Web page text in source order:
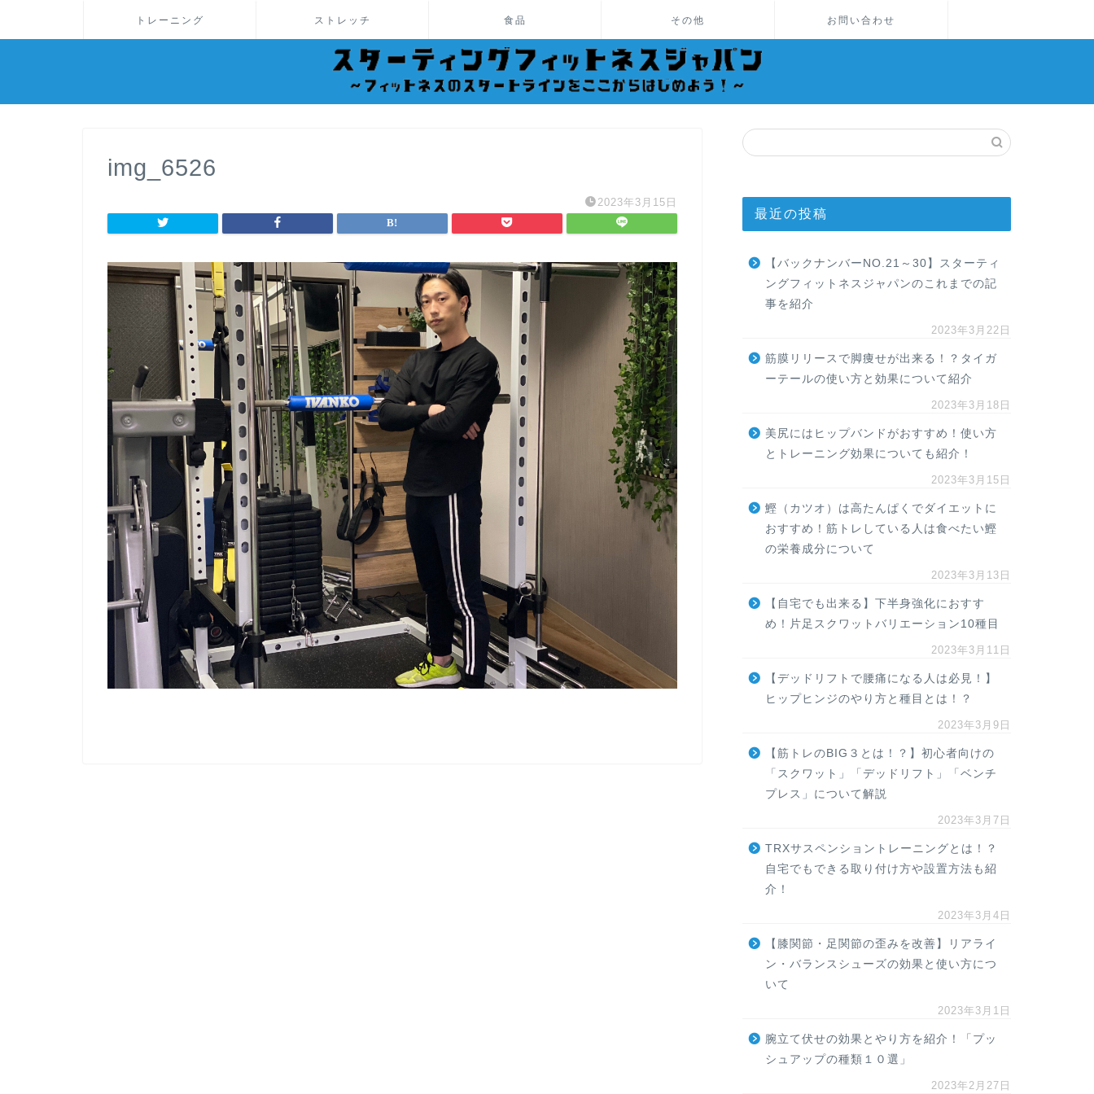
トレーニング ストレッチ 食品 その他 お問い合わせ
img_6526
2023年3月15日
最近の投稿
【バックナンバーNO.21～30】スターティ
ングフィットネスジャパンのこれまでの記
事を紹介
2023年3月22日
筋膜リリースで脚痩せが出来る！？タイガ
ーテールの使い方と効果について紹介
2023年3月18日
美尻にはヒップバンドがおすすめ！使い方
とトレーニング効果についても紹介！
2023年3月15日
鰹（カツオ）は高たんぱくでダイエットに
おすすめ！筋トレしている人は食べたい鰹
の栄養成分について
2023年3月13日
【自宅でも出来る】下半身強化におすす
め！片足スクワットバリエーション10種目
2023年3月11日
【デッドリフトで腰痛になる人は必見！】
ヒップヒンジのやり方と種目とは！？
2023年3月9日
【筋トレのBIG３とは！？】初心者向けの
「スクワット」「デッドリフト」「ベンチ
プレス」について解説
2023年3月7日
TRXサスペンショントレーニングとは！？
自宅でもできる取り付け方や設置方法も紹
介！
2023年3月4日
【膝関節・足関節の歪みを改善】リアライ
ン・バランスシューズの効果と使い方につ
いて
2023年3月1日
腕立て伏せの効果とやり方を紹介！「プッ
シュアップの種類１０選」
2023年2月27日